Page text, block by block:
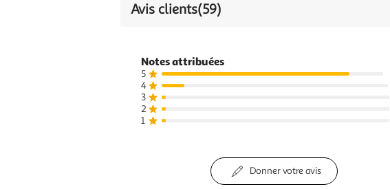
Avis clients(59)
Notes attribuées
5
4
3
2
1
Donner votre avis